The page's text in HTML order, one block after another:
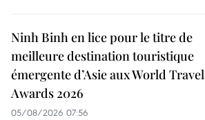
Ninh Binh en lice pour le titre de
meilleure destination touristique
émergente d’Asie aux World Travel
Awards 2026
05/08/2026 07:56